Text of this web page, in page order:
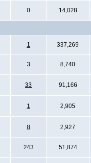
0 14,028
1 337,269
3 8,740
33 91,166
1 2,905
8 2,927
243 51,874